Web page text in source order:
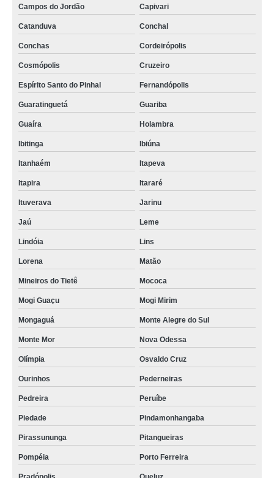
Campos do Jordão Capivari
Catanduva Conchal
Conchas Cordeirópolis
Cosmópolis Cruzeiro
Espírito Santo do Pinhal Fernandópolis
Guaratinguetá Guariba
Guaíra Holambra
Ibitinga Ibiúna
Itanhaém Itapeva
Itapira Itararé
Ituverava Jarinu
Jaú Leme
Lindóia Lins
Lorena Matão
Mineiros do Tietê Mococa
Mogi Guaçu Mogi Mirim
Mongaguá Monte Alegre do Sul
Monte Mor Nova Odessa
Olímpia Osvaldo Cruz
Ourinhos Pederneiras
Pedreira Peruíbe
Piedade Pindamonhangaba
Pirassununga Pitangueiras
Pompéia Porto Ferreira